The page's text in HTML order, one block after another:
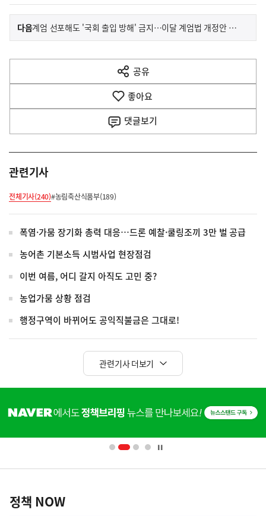
이
전
다
음
다음기
사
계엄 선포해도 '국회 출입 방해' 금지…이달 계엄법 개정안 시행
공유
열
기
좋아요
댓글보기
관련기사
전체기사(240)#농림축산식품부(189)
폭염·가뭄 장기화 총력 대응…드론 예찰·쿨링조끼 3만 벌 공급
농어촌 기본소득 시범사업 현장점검
이번 여름, 어디 갈지 아직도 고민 중?
농업가뭄 상황 점검
행정구역이 바뀌어도 공익직불금은 그대로!
관련기사 더보기
단
배
영
책
정책 NOW